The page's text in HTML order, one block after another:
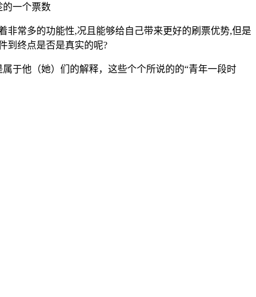
的一个票数
非常多的功能性,况且能够给自己带来更好的刷票优势,但是
到终点是否是真实的呢?
于他（她）们的解释，这些个个所说的的“青年一段时